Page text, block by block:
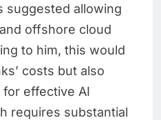
suggested allowing
offshore cloud
to him, this would
costs but also
effective AI
requires substantial